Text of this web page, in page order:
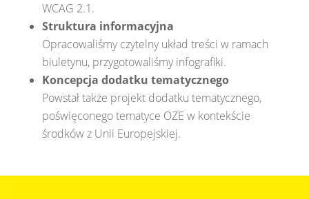
WCAG 2.1.
Struktura informacyjna
Opracowaliśmy czytelny układ treści w ramach
biuletynu, przygotowaliśmy infografiki.
Koncepcja dodatku tematycznego
Powstał także projekt dodatku tematycznego,
poświęconego tematyce OZE w kontekście
środków z Unii Europejskiej.